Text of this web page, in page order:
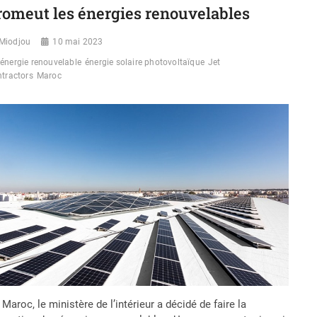
MILLIONS
ALLOUÉ
STOCKAGE
DE
SOLAIRE
les énergies renouvelables
Miodjou 10 mai 2023
énergie renouvelable énergie solaire photovoltaïque Jet
Maroc
Maroc, le ministère de l’intérieur a décidé de faire la